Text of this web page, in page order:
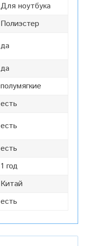
Для ноутбука
Полиэстер
да
да
полумягкие
есть
есть
есть
1 год
Китай
есть